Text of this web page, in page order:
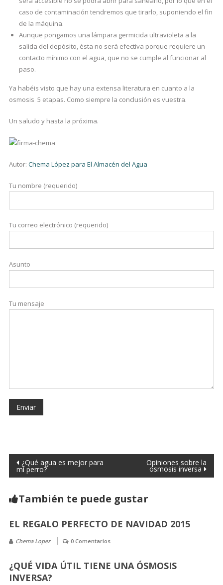
caso de contaminación tendremos que tirarlo, suponiendo el fin
de la máquina.
Aunque pongamos una lámpara germicida ultravioleta a la
salida del depósito, ésta no será efectiva porque requiere un
contacto mínimo con el agua, que no se cumple al funcionar al
paso.
Ya habéis visto que hay una extensa literatura en cuanto a la
osmosis 5 etapas. Como siempre la conclusión es vuestra.
Un saludo y hasta la próxima.
Autor: Chema López para El Almacén del Agua
Tu nombre (requerido)
Tu correo electrónico (requerido)
Asunto
Tu mensaje
¿Qué agua es mejor para
mi perro?
Opiniones sobre la
osmosis inversa
También te puede gustar
EL REGALO PERFECTO DE NAVIDAD 2015
Chema Lopez 0 Comentarios
¿QUÉ VIDA ÚTIL TIENE UNA ÓSMOSIS
INVERSA?